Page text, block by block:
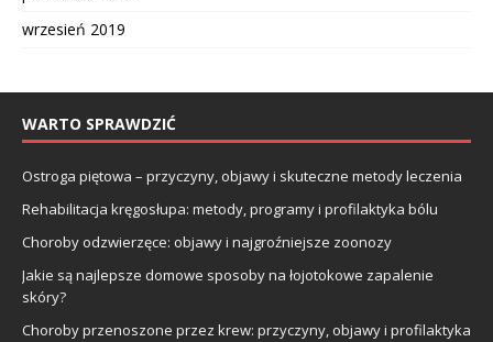
wrzesień 2019
WARTO SPRAWDZIĆ
Ostroga piętowa – przyczyny, objawy i skuteczne metody leczenia
Rehabilitacja kręgosłupa: metody, programy i profilaktyka bólu
Choroby odzwierzęce: objawy i najgroźniejsze zoonozy
Jakie są najlepsze domowe sposoby na łojotokowe zapalenie
skóry?
Choroby przenoszone przez krew: przyczyny, objawy i profilaktyka